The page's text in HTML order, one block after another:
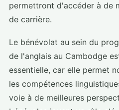
permettront d'accéder à de
de carrière.
Le bénévolat au sein du
de l'anglais au Cambodge
essentielle, car elle permet
les compétences
voie à de meilleures